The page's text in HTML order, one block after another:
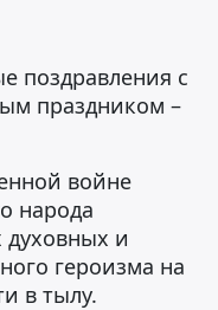
поздравления с
праздником –
войне
народа
духовных и
героизма на
в тылу.